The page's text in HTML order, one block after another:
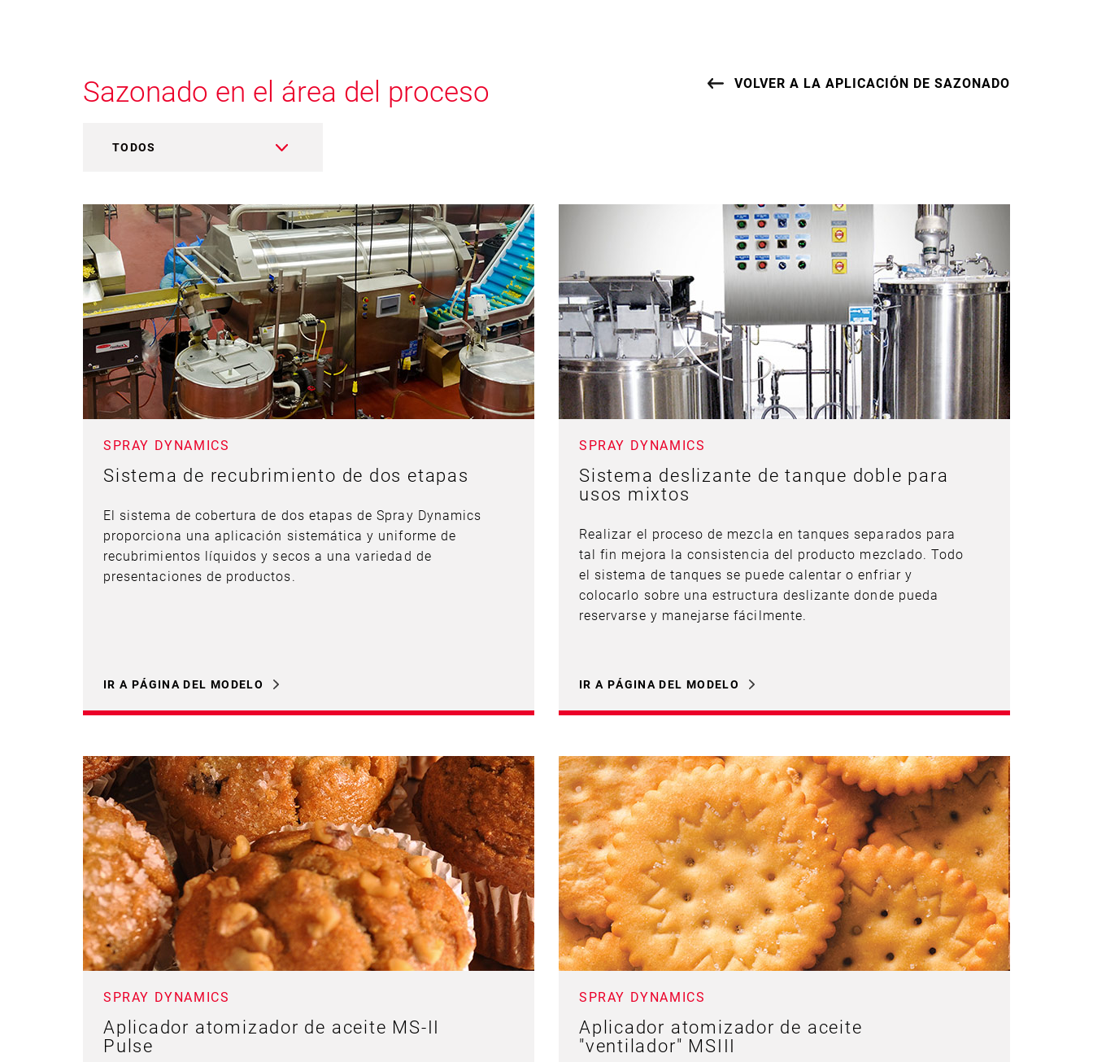
Sazonado en el área del proceso VOLVER A LA APLICACIÓN DE SAZONADO
TODOS
SPRAY DYNAMICS
Sistema de recubrimiento de dos etapas
El sistema de cobertura de dos etapas de Spray Dynamics
proporciona una aplicación sistemática y uniforme de
recubrimientos líquidos y secos a una variedad de
presentaciones de productos.
IR A PÁGINA DEL MODELO
SPRAY DYNAMICS
Sistema deslizante de tanque doble para
usos mixtos
Realizar el proceso de mezcla en tanques separados para
tal fin mejora la consistencia del producto mezclado. Todo
el sistema de tanques se puede calentar o enfriar y
colocarlo sobre una estructura deslizante donde pueda
reservarse y manejarse fácilmente.
IR A PÁGINA DEL MODELO
SPRAY DYNAMICS
Aplicador atomizador de aceite MS-II
Pulse
SPRAY DYNAMICS
Aplicador atomizador de aceite
"ventilador" MSIII